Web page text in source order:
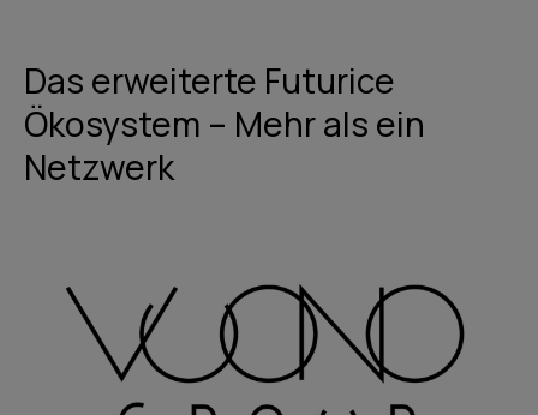
Das erweiterte Futurice
Ökosystem – Mehr als ein
Netzwerk